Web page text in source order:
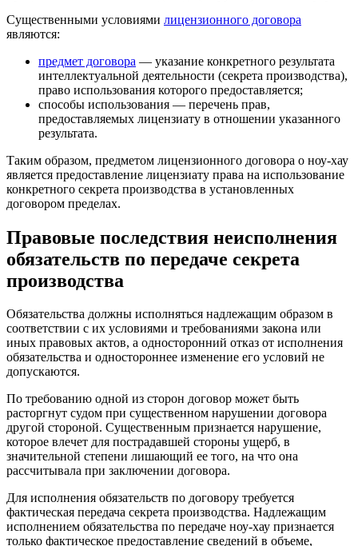
Существенными условиями лицензионного договора
являются:
предмет договора — указание конкретного результата
интеллектуальной деятельности (секрета производства),
право использования которого предоставляется;
способы использования — перечень прав,
предоставляемых лицензиату в отношении указанного
результата.
Таким образом, предметом лицензионного договора о ноу-хау
является предоставление лицензиату права на использование
конкретного секрета производства в установленных
договором пределах.
Правовые последствия неисполнения
обязательств по передаче секрета
производства
Обязательства должны исполняться надлежащим образом в
соответствии с их условиями и требованиями закона или
иных правовых актов, а односторонний отказ от исполнения
обязательства и одностороннее изменение его условий не
допускаются.
По требованию одной из сторон договор может быть
расторгнут судом при существенном нарушении договора
другой стороной. Существенным признается нарушение,
которое влечет для пострадавшей стороны ущерб, в
значительной степени лишающий ее того, на что она
рассчитывала при заключении договора.
Для исполнения обязательств по договору требуется
фактическая передача секрета производства. Надлежащим
исполнением обязательства по передаче ноу-хау признается
только фактическое предоставление сведений в объеме,